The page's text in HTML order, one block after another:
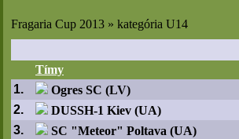
Fragaria Cup 2013 » kategória U14
Tímy
1.
Ogres SC (LV)
2.
DUSSH-1 Kiev (UA)
3.
SC "Meteor" Poltava (UA)